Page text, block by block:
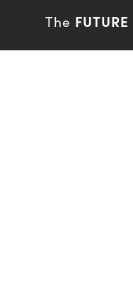
The FUTURE